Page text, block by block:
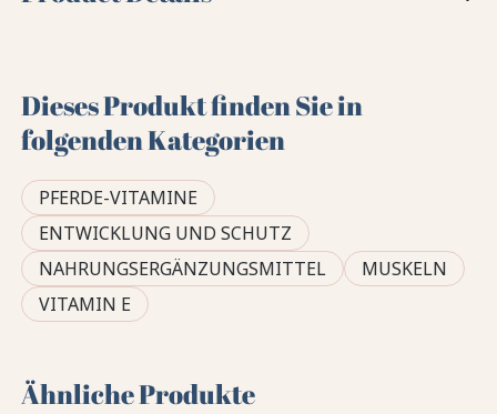
Dieses Produkt finden Sie in
folgenden Kategorien
PFERDE-VITAMINE
ENTWICKLUNG UND SCHUTZ
NAHRUNGSERGÄNZUNGSMITTEL
MUSKELN
VITAMIN E
Ähnliche Produkte